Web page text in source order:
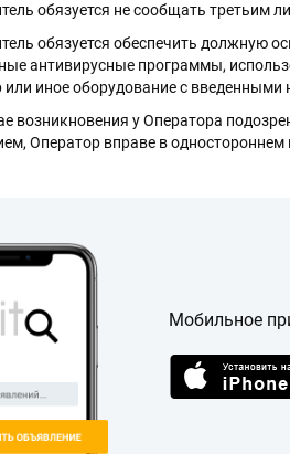
обязуется не сообщать третьим
обязуется обеспечить должную
антивирусные программы,
иное оборудование с введенными
возникновения у Оператора
Оператор вправе в
Мобильное